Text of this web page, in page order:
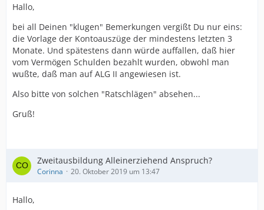
Hallo,
bei all Deinen "klugen" Bemerkungen vergißt Du nur eins:
die Vorlage der Kontoauszüge der mindestens letzten 3
Monate. Und spätestens dann würde auffallen, daß hier
vom Vermögen Schulden bezahlt wurden, obwohl man
wußte, daß man auf ALG II angewiesen ist.
Also bitte von solchen "Ratschlägen" absehen...
Gruß!
Zweitausbildung Alleinerziehend Anspruch?
Corinna 20. Oktober 2019 um 13:47
Hallo,